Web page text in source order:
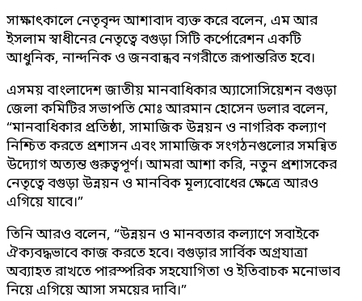
সাক্ষাৎকালে নেতৃবৃন্দ আশাবাদ ব্যক্ত করে বলেন, এম আর
ইসলাম স্বাধীনের নেতৃত্বে বগুড়া সিটি কর্পোরেশন একটি
আধুনিক, নান্দনিক ও জনবান্ধব নগরীতে রূপান্তরিত হবে।
এসময় বাংলাদেশ জাতীয় মানবাধিকার অ্যাসোসিয়েশন বগুড়া
জেলা কমিটির সভাপতি মোঃ আরমান হোসেন ডলার বলেন,
“মানবাধিকার প্রতিষ্ঠা, সামাজিক উন্নয়ন ও নাগরিক কল্যাণ
নিশ্চিত করতে প্রশাসন এবং সামাজিক সংগঠনগুলোর সমন্বিত
উদ্যোগ অত্যন্ত গুরুত্বপূর্ণ। আমরা আশা করি, নতুন প্রশাসকের
নেতৃত্বে বগুড়া উন্নয়ন ও মানবিক মূল্যবোধের ক্ষেত্রে আরও
এগিয়ে যাবে।”
তিনি আরও বলেন, “উন্নয়ন ও মানবতার কল্যাণে সবাইকে
ঐক্যবদ্ধভাবে কাজ করতে হবে। বগুড়ার সার্বিক অগ্রযাত্রা
অব্যাহত রাখতে পারস্পরিক সহযোগিতা ও ইতিবাচক মনোভাব
নিয়ে এগিয়ে আসা সময়ের দাবি।”